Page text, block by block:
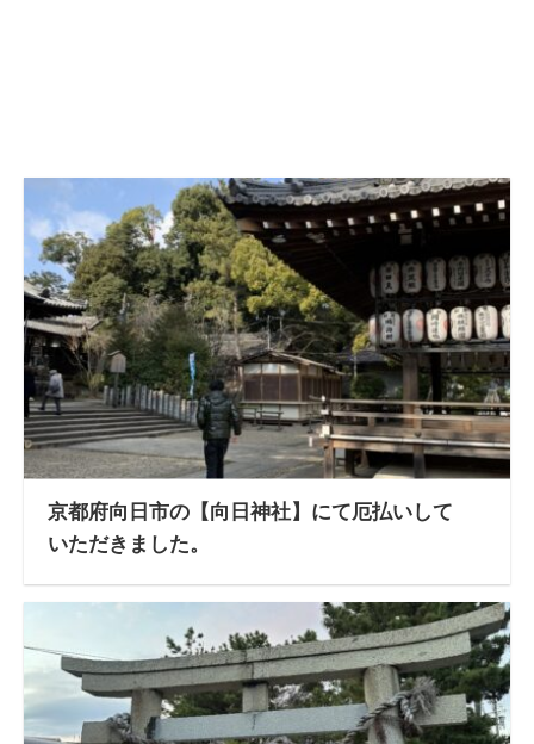
京都府向日市の【向日神社】にて厄払いして
いただきました。